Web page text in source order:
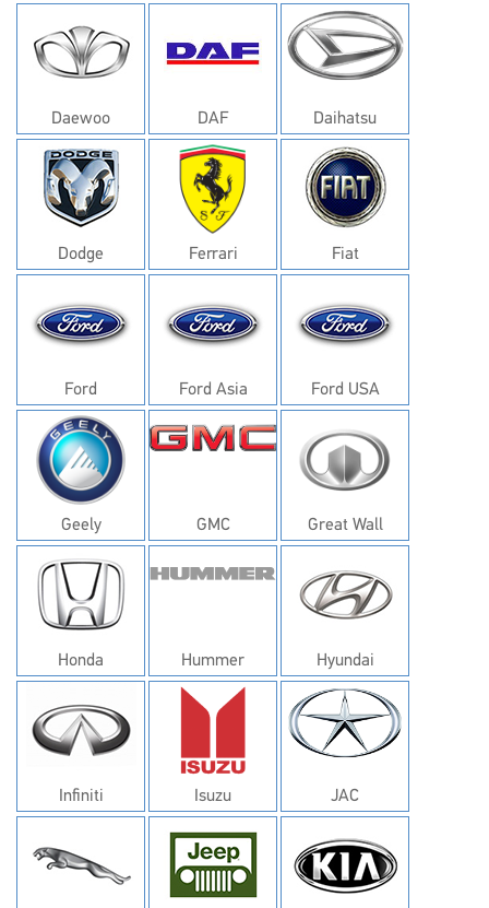
Daewoo DAF Daihatsu
Dodge Ferrari Fiat
Ford Ford Asia Ford USA
Geely GMC Great Wall
Honda Hummer Hyundai
Infiniti Isuzu JAC